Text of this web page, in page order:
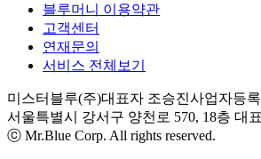
블루머니 이용약관
고객센터
연재문의
서비스 전체보기
미스터블루(주)대표자 조승진사업자등
서울특별시 강서구 양천로 570, 18층 대
ⓒ Mr.Blue Corp. All rights reserved.